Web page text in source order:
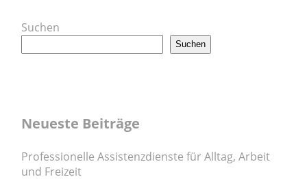
Suchen
Suchen
Neueste Beiträge
Professionelle Assistenzdienste für Alltag, Arbeit
und Freizeit